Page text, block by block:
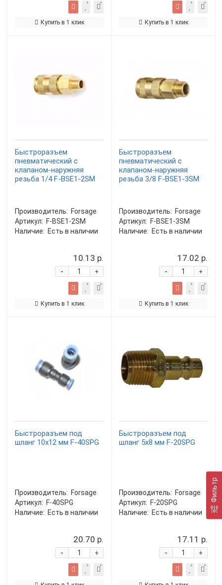
Фильтр
Купить в 1 клик Купить в 1 клик
Быстроразъем
пневматический с
клапаном-наружняя
резьба 1/4 F-BSE1-2SM
Производитель: Forsage
Артикул: F-BSE1-2SM
Наличие: Есть в наличии
10.13 р.
+
-
Купить в 1 клик
Быстроразъем
пневматический с
клапаном-наружняя
резьба 3/8 F-BSE1-3SM
Производитель: Forsage
Артикул: F-BSE1-3SM
Наличие: Есть в наличии
17.02 р.
+
-
Купить в 1 клик
Быстроразъем под
шланг 10х12 мм F-40SPG
Производитель: Forsage
Артикул: F-40SPG
Наличие: Есть в наличии
20.70 р.
+
-
Быстроразъем под
шланг 5х8 мм F-20SPG
Производитель: Forsage
Артикул: F-20SPG
Наличие: Есть в наличии
17.11 р.
+
-